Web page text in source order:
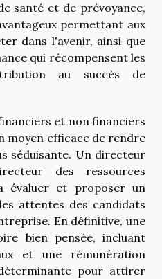
santé et de prévoyance,
permettant aux
dans l'avenir, ainsi que
qui récompensent les
au succès de
et non financiers
moyen efficace de rendre
séduisante. Un directeur
des ressources
évaluer et proposer un
attentes des candidats
En définitive, une
bien pensée, incluant
et une rémunération
pour attirer